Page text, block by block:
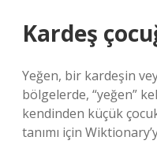
Kardeş
Yeğen, bir kardeşin
bölgelerde, “yeğen”
kendinden küçük
tanımı için